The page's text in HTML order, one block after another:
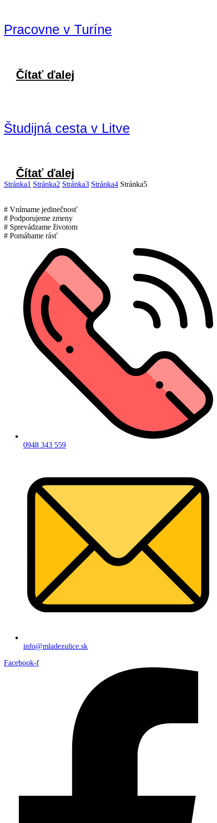
Pracovne v Turíne
Čítať ďalej
Študijná cesta v Litve
Čítať ďalej
Stránka1 Stránka2 Stránka3 Stránka4 Stránka5
# Vnímame jedinečnosť
# Podporujeme zmeny
# Sprevádzame životom
# Pomáhame rásť
0948 343 559
info@mladezulice.sk
Facebook-f